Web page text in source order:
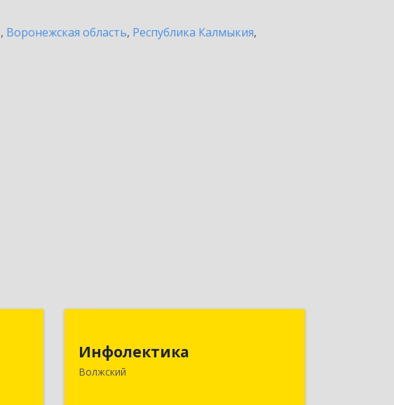
, Воронежская область, Республика Калмыкия,
Инфолектика
Волжский
404104, Волгоградская обл, Волжский